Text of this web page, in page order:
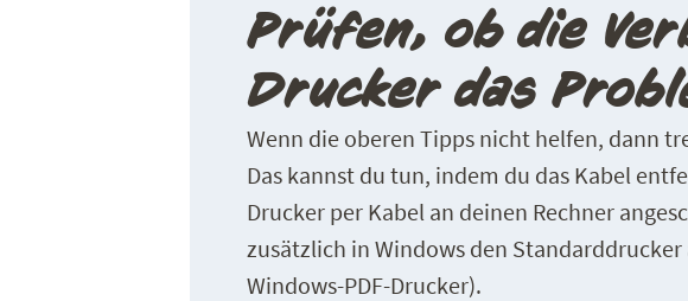
Prüfen, ob die
Drucker das
Wenn die oberen Tipps nicht helfen, dann
Das kannst du tun, indem du das Kabel
Drucker per Kabel an deinen Rechner
zusätzlich in Windows den
Windows-PDF-Drucker).